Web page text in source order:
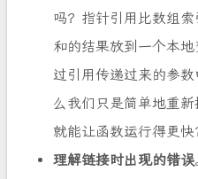
吗？指针引用比数组
和的结果放到一个本
过引用传递过来的参
么我们只是简单地重
就能让函数运行得更快
理解链接时出现的错误